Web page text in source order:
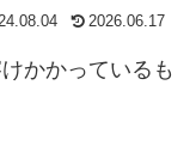
2026.06.17
かかっているも